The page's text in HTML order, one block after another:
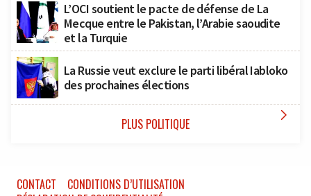
L’OCI soutient le pacte de défense de La
Mecque entre le Pakistan, l’Arabie saoudite
et la Turquie
La Russie veut exclure le parti libéral Iabloko
des prochaines élections
PLUS POLITIQUE 
CONTACT
CONDITIONS D’UTILISATION